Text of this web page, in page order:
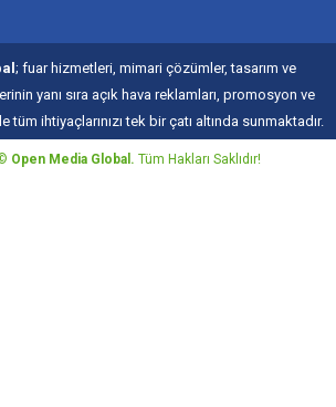
; fuar hizmetleri, mimari çözümler, tasarım ve
yanı sıra açık hava reklamları, promosyon ve
tüm ihtiyaçlarınızı tek bir çatı altında sunmaktadır.
Open Media Global. Tüm Hakları Saklıdır!